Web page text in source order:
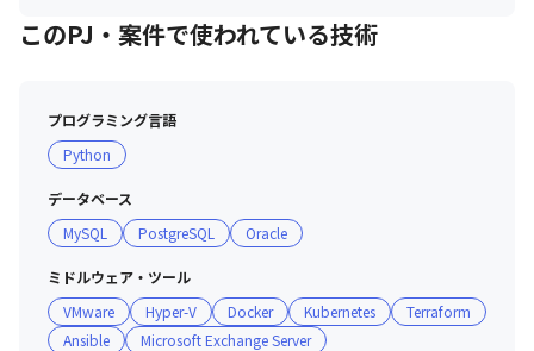
このPJ・案件で使われている技術
プログラミング言語
Python
データベース
MySQL
PostgreSQL Oracle
ミドルウェア・ツール
VMware
Hyper-V Docker Kubernetes
Terraform
Ansible
Microsoft Exchange Server